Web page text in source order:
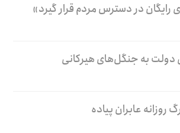
در دسترس مردم قرار گیرد»
دولت به جنگل‌های هیرکانی
عابران پیاده